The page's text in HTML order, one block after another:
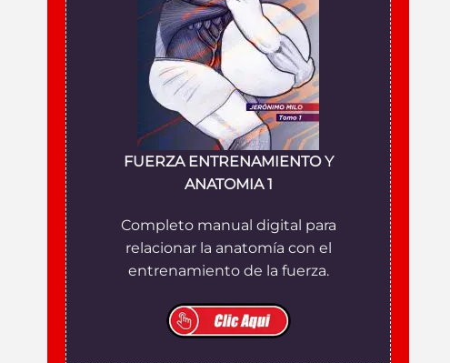
FUERZA ENTRENAMIENTO Y
ANATOMIA 1
Completo manual digital para
relacionar la anatomía con el
entrenamiento de la fuerza.